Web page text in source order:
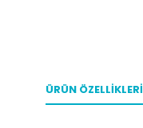
ÜRÜN ÖZELLIKLERI